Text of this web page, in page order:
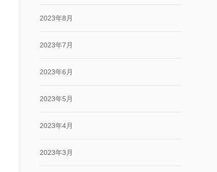
2023年8月
2023年7月
2023年6月
2023年5月
2023年4月
2023年3月